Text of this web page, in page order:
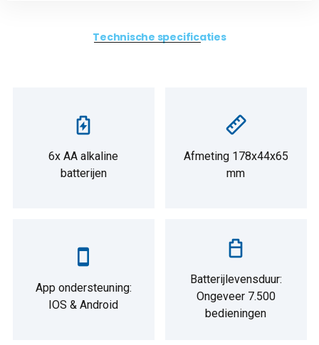
Technische specificaties
6x AA alkaline
batterijen
Afmeting 178x44x65
mm
App ondersteuning:
IOS & Android
Batterijlevensduur:
Ongeveer 7.500
bedieningen